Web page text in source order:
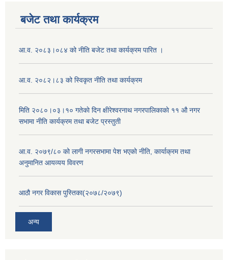
बजेट तथा कार्यक्रम
आ.व. २०८३।०८४ को नीति बजेट तथा कार्यक्रम पारित ।
आ.व. २०८२।८३ को स्विकृत नीति तथा कार्यक्रम
मिति २०८०।०३।१० गतेकाे दिन क्षीरेश्वरनाथ नगरपालिकाकाे ११ ‍औ नगर
सभामा नीति कार्यक्रम तथा बजेट प्रस्तुती
आ.व. २०७९/८० को लागी नगरसभामा पेश भएको नीति, कार्याक्रम तथा
अनुमानित आयव्यय विवरण
आठौ नगर विकास पुस्तिका(२०७८/२०७९)
अन्य